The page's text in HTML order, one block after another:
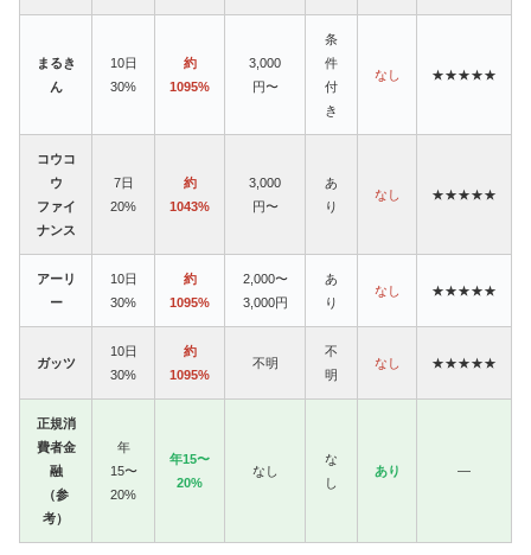
まるき
ん
10日
30%
約
1095%
3,000
円〜
条
件
付
き
なし ★★★★★
コウコ
ウ
ファイ
ナンス
7日
20%
約
1043%
3,000
円〜
あ
り
なし ★★★★★
アーリ
ー
10日
30%
約
1095%
2,000〜
3,000円
あ
り
なし ★★★★★
ガッツ
10日
30%
約
1095%
不明
不
明
なし ★★★★★
正規消
費者金
融
（参
考）
年
15〜
20%
年15〜
20%
なし
な
し
あり —